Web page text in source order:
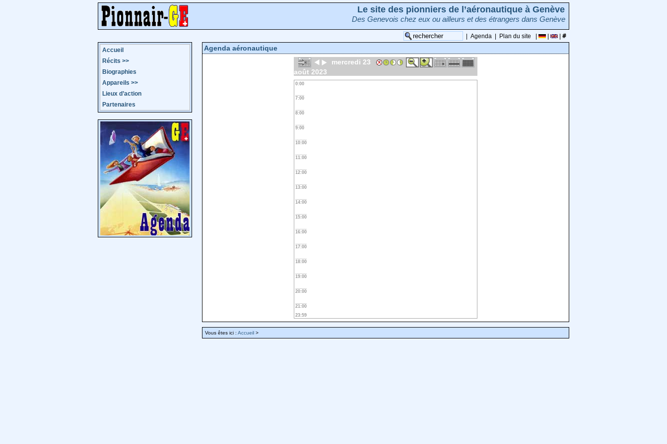
Le site des pionniers de l’aéronautique à Genève
Des Genevois chez eux ou ailleurs et des étrangers dans Genève
Agenda Plan du site
Accueil
Récits >>
Biographies
Appareils >>
Lieux d’action
Partenaires
Agenda aéronautique
mercredi 23
août 2023
0:00
7:00
8:00
9:00
10:00
11:00
12:00
13:00
14:00
15:00
16:00
17:00
18:00
19:00
20:00
21:00
23:59
Vous êtes ici : Accueil >